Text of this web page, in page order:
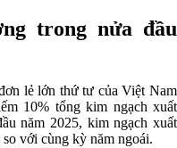
trong nửa đầu
lẻ lớn thứ tư của Việt Nam
10% tổng kim ngạch xuất
năm 2025, kim ngạch xuất
với cùng kỳ năm ngoái.